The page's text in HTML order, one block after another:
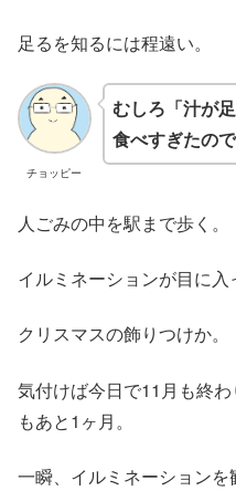
足るを知るには程遠い。
チョッピー
むしろ「汁が
食べすぎたの
人ごみの中を駅まで歩く。
イルミネーションが目に入
クリスマスの飾りつけか。
気付けば今日で11月も終
もあと1ヶ月。
一瞬、イルミネーション